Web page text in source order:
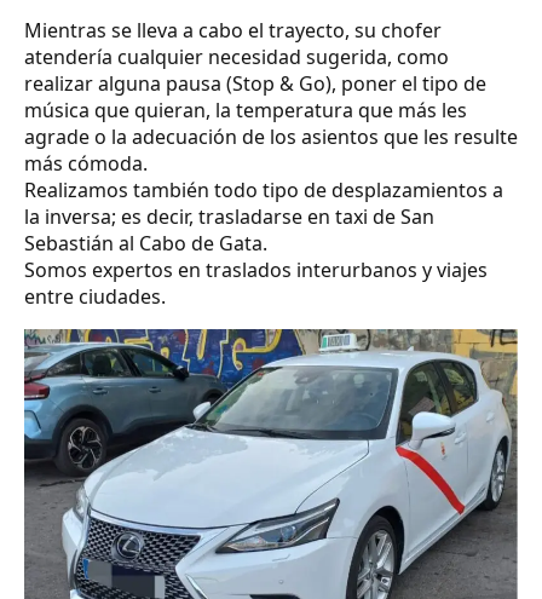
Mientras se lleva a cabo el trayecto, su chofer
atendería cualquier necesidad sugerida, como
realizar alguna pausa (Stop & Go), poner el tipo de
música que quieran, la temperatura que más les
agrade o la adecuación de los asientos que les resulte
más cómoda.
Realizamos también todo tipo de desplazamientos a
la inversa; es decir, trasladarse en taxi de San
Sebastián al Cabo de Gata.
Somos expertos en traslados interurbanos y viajes
entre ciudades.